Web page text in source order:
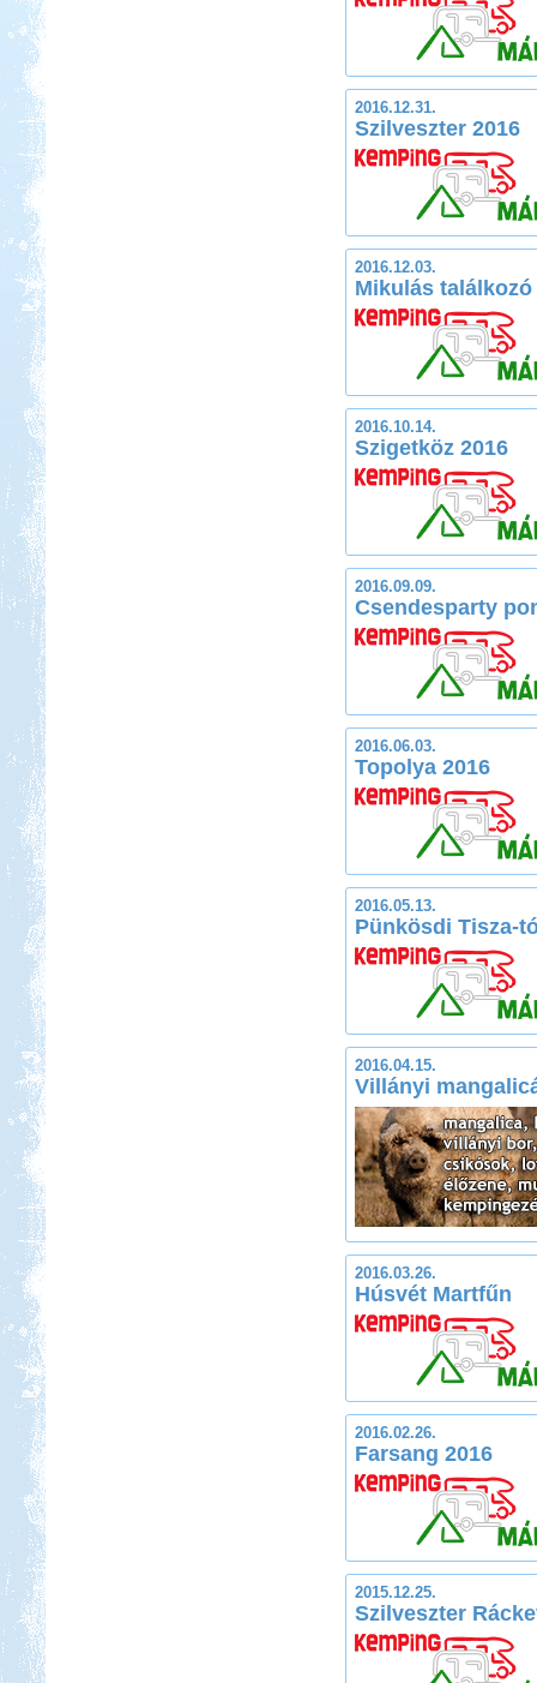
2016.12.31.
Szilveszter 2016
2016.12.03.
Mikulás találkozó
2016.10.14.
Szigetköz 2016
2016.09.09.
Csendesparty
2016.06.03.
Topolya 2016
2016.05.13.
Pünkösdi Tisza-
2016.04.15.
Villányi
2016.03.26.
Húsvét Martfűn
2016.02.26.
Farsang 2016
2015.12.25.
Szilveszter